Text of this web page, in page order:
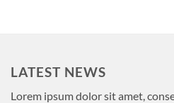
LATEST NEWS
Lorem ipsum dolor sit amet,